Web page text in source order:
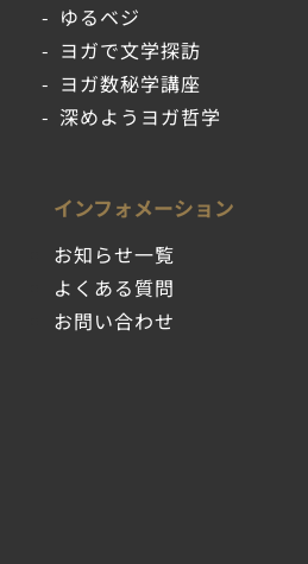
ゆるベジ
ヨガで文学探訪
ヨガ数秘学講座
深めようヨガ哲学
インフォメーション
お知らせ一覧
よくある質問
お問い合わせ